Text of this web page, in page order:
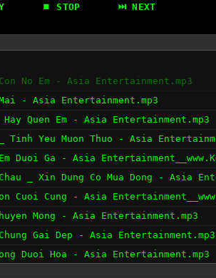
⏹ STOP ⏭ NEXT
No Em - Asia Entertainment.mp3
- Asia Entertainment.mp3
Quen Em - Asia Entertainment.mp3
Yeu Muon Thuo - Asia
Duoi Ga - Asia
_ Xin Dung Co Mua Dong - Asia
Cuoi Cung - Asia
Mong - Asia Entertainment.mp3
Gai Dep - Asia Entertainment.mp3
Duoi Hoa - Asia Entertainment.mp3